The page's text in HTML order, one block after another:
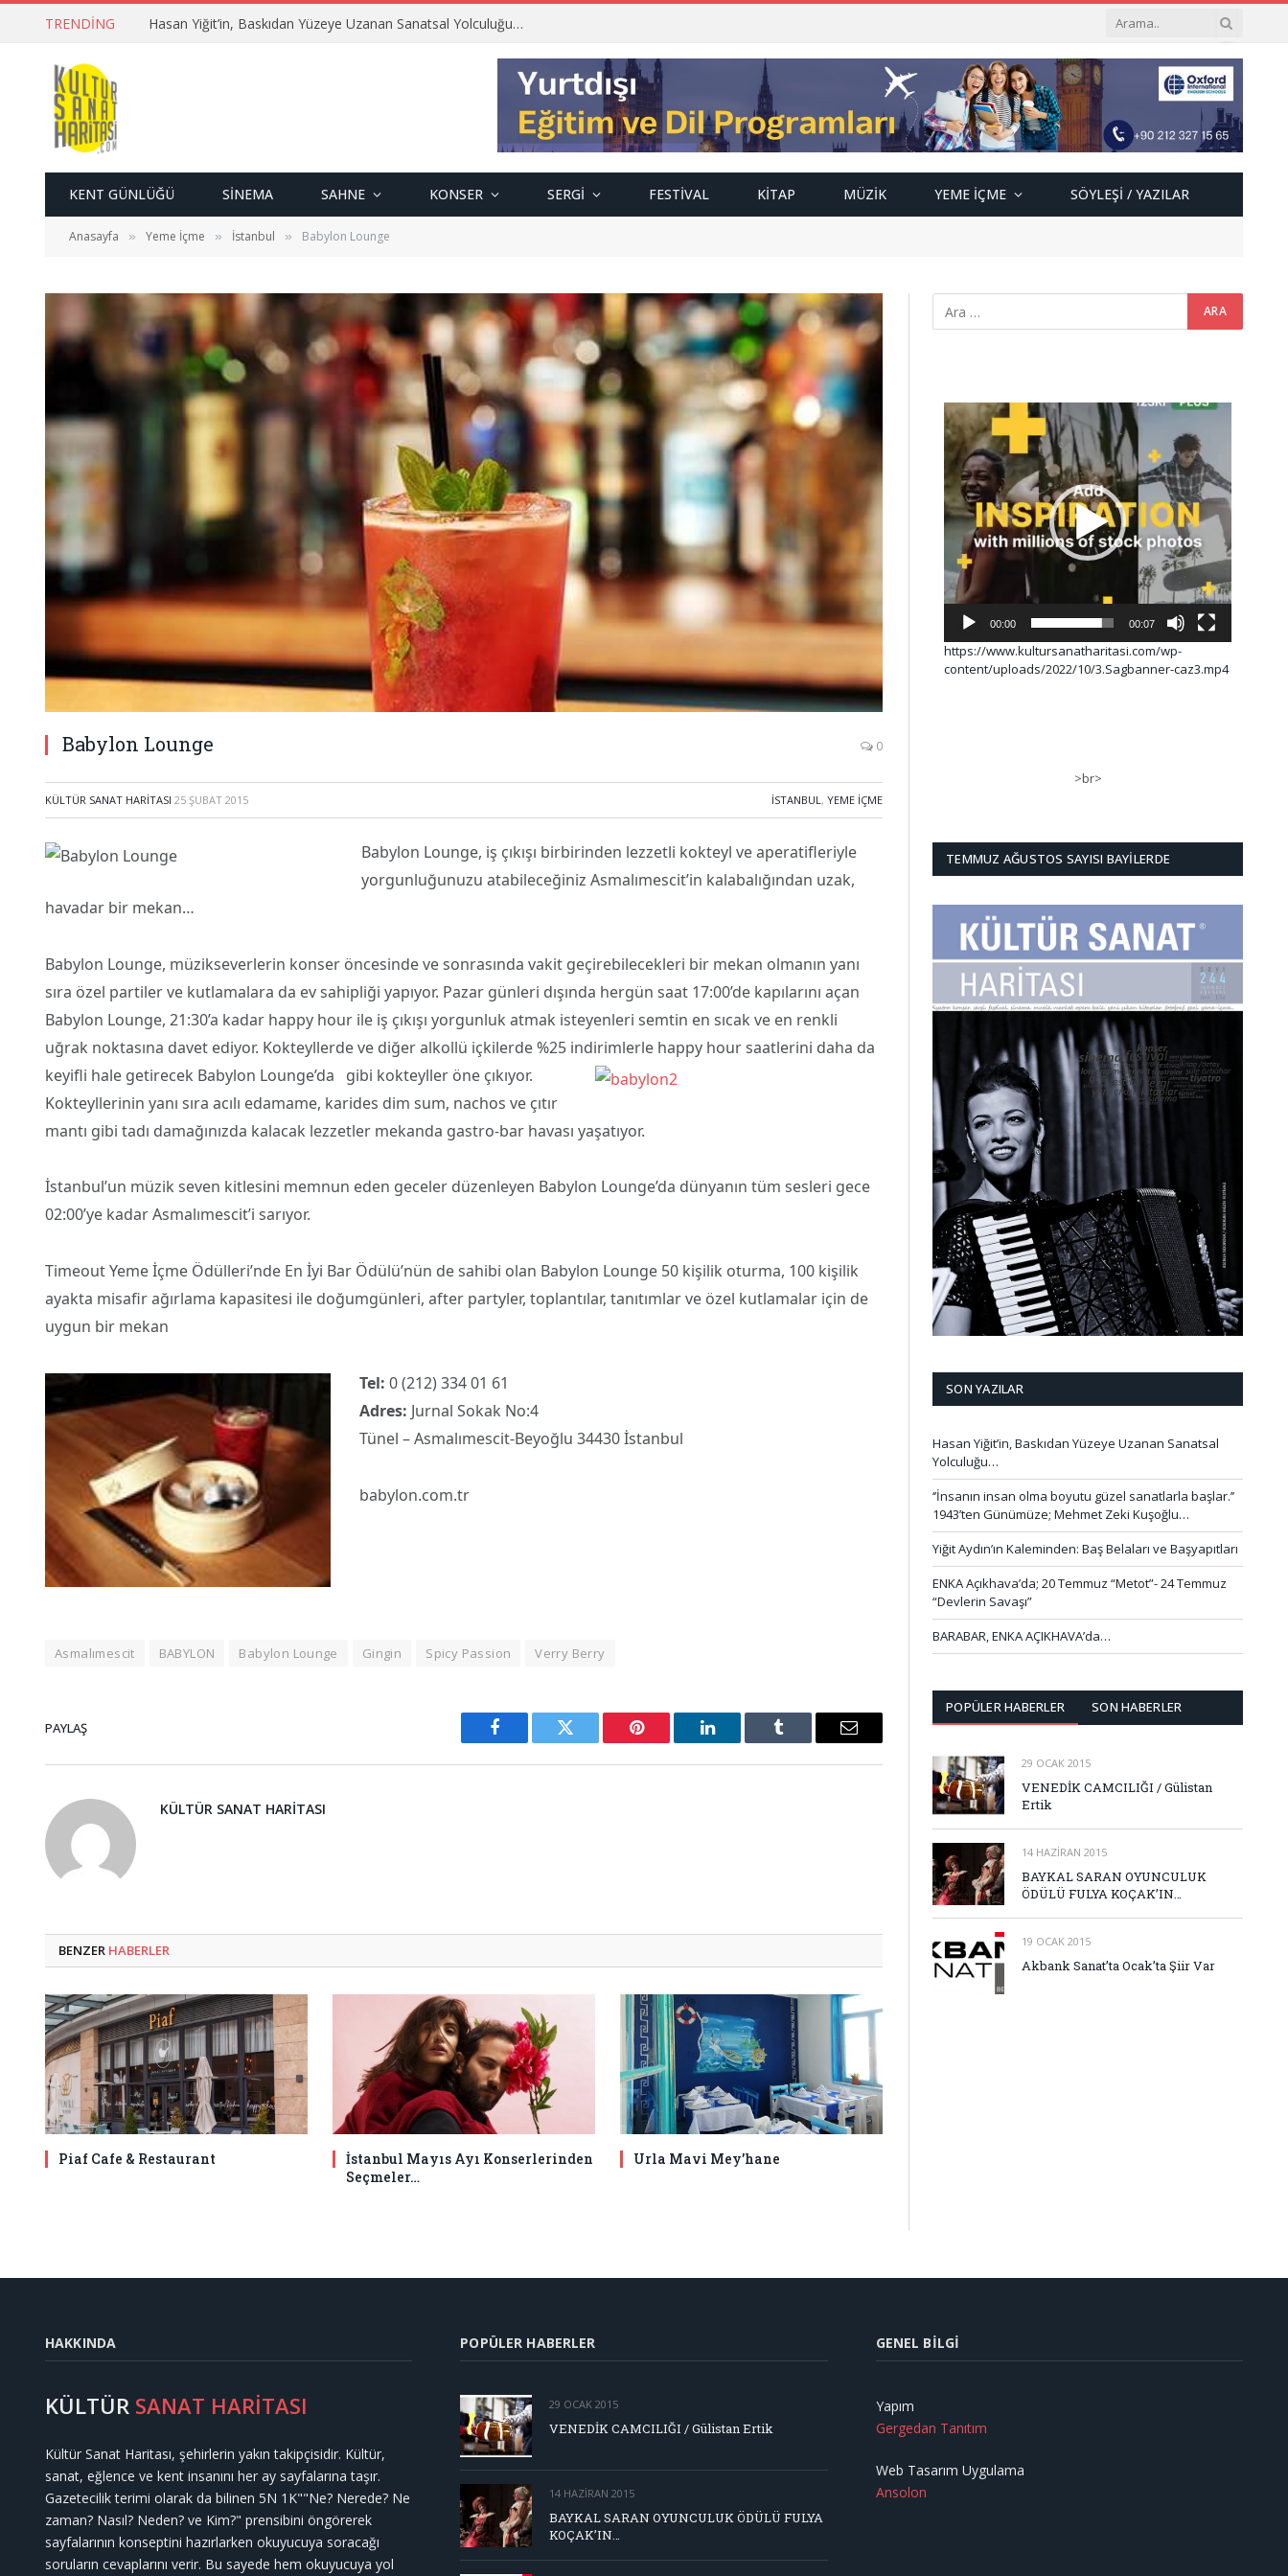
TRENDING
KENT GÜNLÜĞÜ SINEMA SAHNE KONSER SERGI FESTIVAL KITAP MÜZIK YEME İÇME SÖYLEŞI / YAZILAR
Anasayfa » Yeme İçme » İstanbul » Babylon Lounge
Babylon Lounge 0
KÜLTÜR SANAT HARITASI 25 ŞUBAT 2015 İSTANBUL, YEME İÇME
Babylon Lounge, iş çıkışı birbirinden lezzetli kokteyl ve aperatifleriyle
yorgunluğunuzu atabileceğiniz Asmalımescit’in kalabalığından uzak,
havadar bir mekan…
Babylon Lounge, müzikseverlerin konser öncesinde ve sonrasında vakit geçirebilecekleri bir mekan olmanın yanı
sıra özel partiler ve kutlamalara da ev sahipliği yapıyor. Pazar günleri dışında hergün saat 17:00’de kapılarını açan
Babylon Lounge, 21:30’a kadar happy hour ile iş çıkışı yorgunluk atmak isteyenleri semtin en sıcak ve en renkli
uğrak noktasına davet ediyor. Kokteyllerde ve diğer alkollü içkilerde %25 indirimlerle happy hour saatlerini daha da
keyifli hale getirecek Babylon Lounge’da
gibi kokteyller öne çıkıyor.
Kokteyllerinin yanı sıra acılı edamame, karides dim sum, nachos ve çıtır
mantı gibi tadı damağınızda kalacak lezzetler mekanda gastro-bar havası yaşatıyor.
İstanbul’un müzik seven kitlesini memnun eden geceler düzenleyen Babylon Lounge’da dünyanın tüm sesleri gece
02:00’ye kadar Asmalımescit’i sarıyor.
Timeout Yeme İçme Ödülleri’nde En İyi Bar Ödülü’nün de sahibi olan Babylon Lounge 50 kişilik oturma, 100 kişilik
ayakta misafir ağırlama kapasitesi ile doğumgünleri, after partyler, toplantılar, tanıtımlar ve özel kutlamalar için de
uygun bir mekan
Tel: 0 (212) 334 01 61
Adres: Jurnal Sokak No:4
Tünel – Asmalımescit-Beyoğlu 34430 İstanbul
babylon.com.tr
Asmalımescit BABYLON Babylon Lounge Gingin Spicy Passion Verry Berry
PAYLAŞ
Facebook Twitter Pinterest LinkedIn Tumblr Email
KÜLTÜR SANAT HARITASI
BENZER HABERLER
Piaf Cafe & Restaurant
İstanbul Mayıs Ayı Konserlerinden
Seçmeler…
Urla Mavi Mey’hane
Video
oynatıcı
00:00 00:07
https://www.kultursanatharitasi.com/wp-
content/uploads/2022/10/3.Sagbanner-caz3.mp4
>br>
TEMMUZ AĞUSTOS SAYISI BAYILERDE
SON YAZILAR
Hasan Yiğit’in, Baskıdan Yüzeye Uzanan Sanatsal
Yolculuğu…
‘’İnsanın insan olma boyutu güzel sanatlarla başlar.’’
1943’ten Günümüze; Mehmet Zeki Kuşoğlu…
Yiğit Aydın’ın Kaleminden: Baş Belaları ve Başyapıtları
ENKA Açıkhava’da; 20 Temmuz “Metot”- 24 Temmuz
“Devlerin Savaşı”
BARABAR, ENKA AÇIKHAVA’da…
POPÜLER HABERLER SON HABERLER
29 OCAK 2015
VENEDİK CAMCILIĞI / Gülistan
Ertik
14 HAZIRAN 2015
BAYKAL SARAN OYUNCULUK
ÖDÜLÜ FULYA KOÇAK’IN…
19 OCAK 2015
Akbank Sanat’ta Ocak’ta Şiir Var
HAKKINDA
KÜLTÜR SANAT HARİTASI
Kültür Sanat Haritası, şehirlerin yakın takipçisidir. Kültür,
sanat, eğlence ve kent insanını her ay sayfalarına taşır.
Gazetecilik terimi olarak da bilinen 5N 1K""Ne? Nerede? Ne
zaman? Nasıl? Neden? ve Kim?" prensibini öngörerek
sayfalarının konseptini hazırlarken okuyucuya soracağı
soruların cevaplarını verir. Bu sayede hem okuyucuya yol
POPÜLER HABERLER
29 OCAK 2015
VENEDİK CAMCILIĞI / Gülistan Ertik
14 HAZIRAN 2015
BAYKAL SARAN OYUNCULUK ÖDÜLÜ FULYA
KOÇAK’IN…
GENEL BILGI
Yapım
Gergedan Tanıtım
Web Tasarım Uygulama
Ansolon